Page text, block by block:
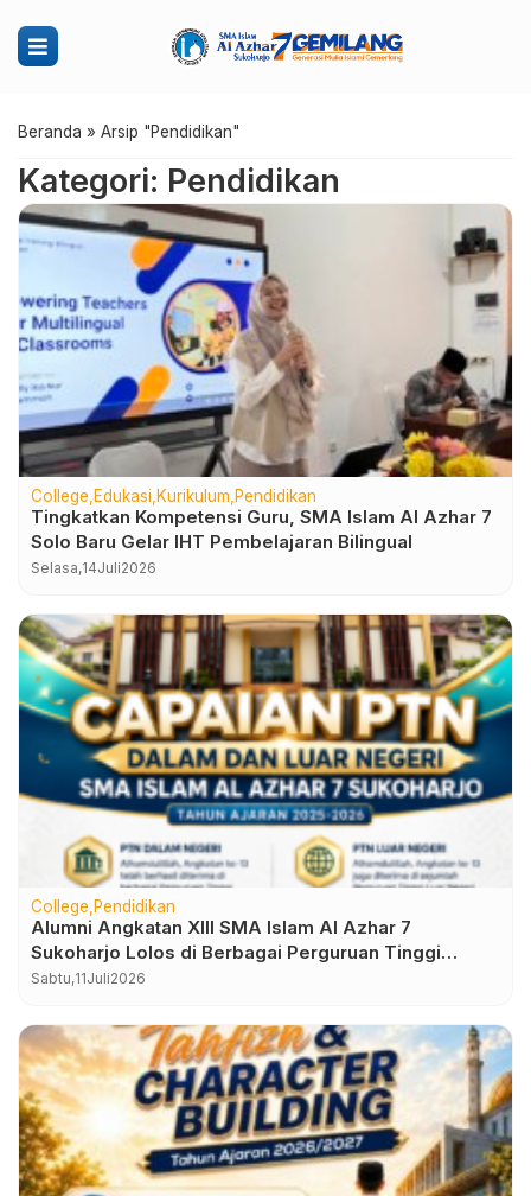
Beranda » Arsip "Pendidikan"
Kategori: Pendidikan
College Edukasi Kurikulum Pendidikan
Tingkatkan Kompetensi Guru, SMA Islam Al Azhar 7
Solo Baru Gelar IHT Pembelajaran Bilingual
Selasa,14Juli2026
College Pendidikan
Alumni Angkatan XIII SMA Islam Al Azhar 7
Sukoharjo Lolos di Berbagai Perguruan Tinggi
Negeri dan Luar Negeri
Sabtu,11Juli2026